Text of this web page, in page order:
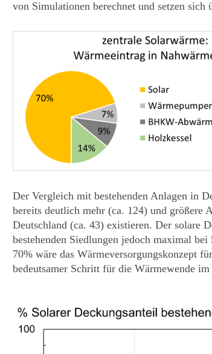
von Simulationen berechnet und setzen sich
Der Vergleich mit bestehenden Anlagen in
bereits deutlich mehr (ca. 124) und größere
Deutschland (ca. 43) existieren. Der solare
bestehenden Siedlungen jedoch maximal
70% wäre das Wärmeversorgungskonzept
bedeutsamer Schritt für die Wärmewende